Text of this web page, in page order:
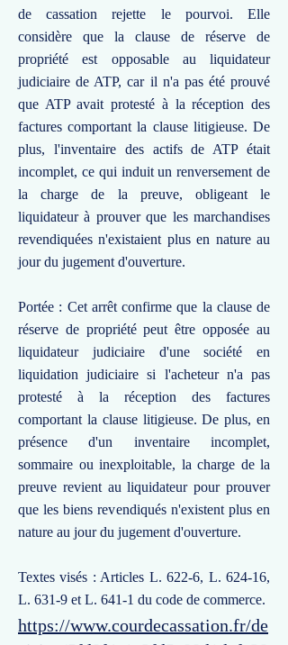
de cassation rejette le pourvoi. Elle
considère que la clause de réserve de
propriété est opposable au liquidateur
judiciaire de ATP, car il n'a pas été prouvé
que ATP avait protesté à la réception des
factures comportant la clause litigieuse. De
plus, l'inventaire des actifs de ATP était
incomplet, ce qui induit un renversement de
la charge de la preuve, obligeant le
liquidateur à prouver que les marchandises
revendiquées n'existaient plus en nature au
jour du jugement d'ouverture.
Portée : Cet arrêt confirme que la clause de
réserve de propriété peut être opposée au
liquidateur judiciaire d'une société en
liquidation judiciaire si l'acheteur n'a pas
protesté à la réception des factures
comportant la clause litigieuse. De plus, en
présence d'un inventaire incomplet,
sommaire ou inexploitable, la charge de la
preuve revient au liquidateur pour prouver
que les biens revendiqués n'existent plus en
nature au jour du jugement d'ouverture.
Textes visés : Articles L. 622-6, L. 624-16,
L. 631-9 et L. 641-1 du code de commerce.
https://www.courdecassation.fr/de